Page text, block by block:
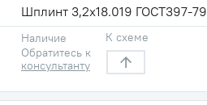
Шплинт 3,2х18.019 ГОСТ397-79
Наличие
Обратитесь к
консультанту
К схеме